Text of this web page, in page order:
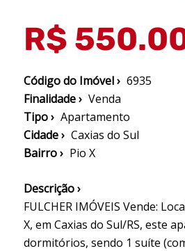
R$
Código do Imóvel › 6935
Finalidade › Venda
Tipo › Apartamento
Cidade › Caxias do Sul
Bairro › Pio X
Descrição ›
FULCHER IMÓVEIS Vende:
X, em Caxias do Sul/RS, este
dormitórios, sendo 1 suíte